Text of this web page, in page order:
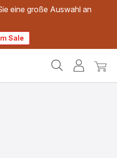
eine große Auswahl an
Sale
Mein
Mein